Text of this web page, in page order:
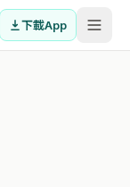
下載App